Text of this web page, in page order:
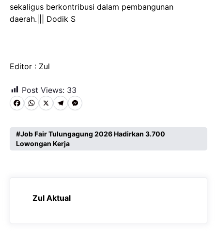
sekaligus berkontribusi dalam pembangunan
daerah.||| Dodik S
Editor : Zul
Post Views: 33
F
c
e
o
W
a
t
A
p
X T
l
e
r
a
M
s
s
n
r
Job Fair Tulungagung 2026 Hadirkan 3.700
Lowongan Kerja
Zul Aktual